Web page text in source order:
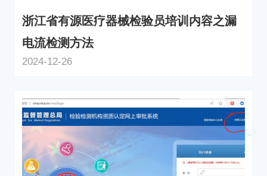
浙江省有源医疗器械检验员培训内容之漏
电流检测方法
2024-12-26